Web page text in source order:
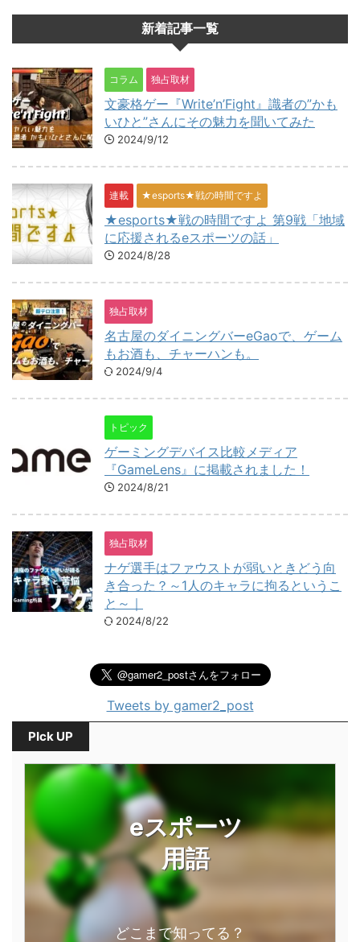
新着記事一覧
コラム 独占取材
文豪格ゲー『Write’n’Fight』識者の”かも
いひと”さんにその魅力を聞いてみた
2024/9/12
連載 ★esports★戦の時間ですよ
★esports★戦の時間ですよ 第9戦「地域
に応援されるeスポーツの話」
2024/8/28
独占取材
名古屋のダイニングバーeGaoで、ゲーム
もお酒も、チャーハンも。
2024/9/4
トピック
ゲーミングデバイス比較メディア
『GameLens』に掲載されました！
2024/8/21
独占取材
ナゲ選手はファウストが弱いときどう向
き合った？～1人のキャラに拘るというこ
と～｜
2024/8/22
Tweets by gamer2_post
PIck UP
eスポーツ
用語
どこまで知ってる？